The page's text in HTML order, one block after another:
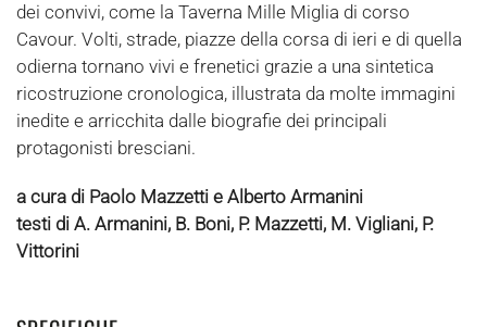
dei convivi, come la Taverna Mille Miglia di corso
Cavour. Volti, strade, piazze della corsa di ieri e di quella
odierna tornano vivi e frenetici grazie a una sintetica
ricostruzione cronologica, illustrata da molte immagini
inedite e arricchita dalle biografie dei principali
protagonisti bresciani.
a cura di Paolo Mazzetti e Alberto Armanini
testi di A. Armanini, B. Boni, P. Mazzetti, M. Vigliani, P.
Vittorini